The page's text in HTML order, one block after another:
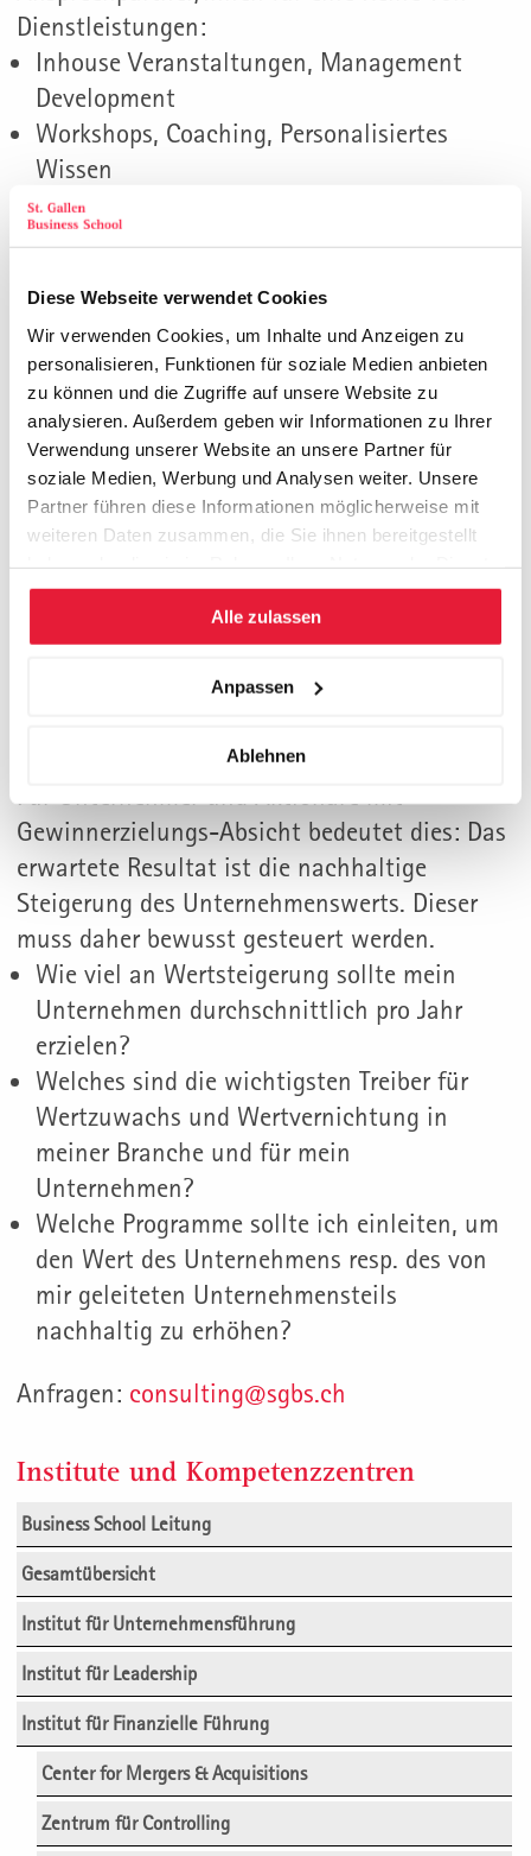
Diese Webseite verwendet Cookies
Wir verwenden Cookies, um Inhalte und Anzeigen zu
personalisieren, Funktionen für soziale Medien anbieten
zu können und die Zugriffe auf unsere Website zu
analysieren. Außerdem geben wir Informationen zu Ihrer
Verwendung unserer Website an unsere Partner für
soziale Medien, Werbung und Analysen weiter. Unsere
Partner führen diese Informationen möglicherweise mit
weiteren Daten zusammen, die Sie ihnen bereitgestellt
gesammelt haben.
Alle zulassen
Anpassen
Ablehnen
Dienstleistungen:
Inhouse Veranstaltungen, Management
Development
Workshops, Coaching, Personalisiertes
Wissen
Consulting, Unternehmensberatung
Inhouse
Finanzmanagement
Kapitaleinsatz optimieren. Wachstum
finanzieren.
Investitionspolitik und Wertsteigerung
Consulting
und Arbeit einsetzt, sollte belohnt werden.
Gewinnerzielungs-Absicht bedeutet dies: Das
erwartete Resultat ist die nachhaltige
Steigerung des Unternehmenswerts. Dieser
muss daher bewusst gesteuert werden.
Wie viel an Wertsteigerung sollte mein
Unternehmen durchschnittlich pro Jahr
erzielen?
Welches sind die wichtigsten Treiber für
Wertzuwachs und Wertvernichtung in
meiner Branche und für mein
Unternehmen?
Welche Programme sollte ich einleiten, um
den Wert des Unternehmens resp. des von
mir geleiteten Unternehmensteils
nachhaltig zu erhöhen?
Anfragen: consulting@sgbs.ch
Institute und Kompetenzzentren
Business School Leitung
Gesamtübersicht
Institut für Unternehmensführung
Institut für Leadership
Institut für Finanzielle Führung
Center for Mergers & Acquisitions
Zentrum für Controlling